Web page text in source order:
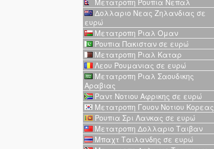
Μετατροπη Ρουπια Νεπαλ
Δολλαριο Νεας Ζηλανδιας σε
ευρώ
Μετατροπη Ριαλ Ομαν
Ρουπια Πακισταν σε ευρώ
Μετατροπη Ριαλ Καταρ
Λεου Ρουμανιας σε ευρώ
Μετατροπη Ριαλ Σαουδικης
Αραβιας
Ραντ Νοτιου Αφρικης σε ευρώ
Μετατροπη Γουον Νοτιου Κορεας
Ρουπια Σρι Λανκας σε ευρώ
Μετατροπη Δολλαριο Ταιβαν
Μπαχτ Ταιλανδης σε ευρώ